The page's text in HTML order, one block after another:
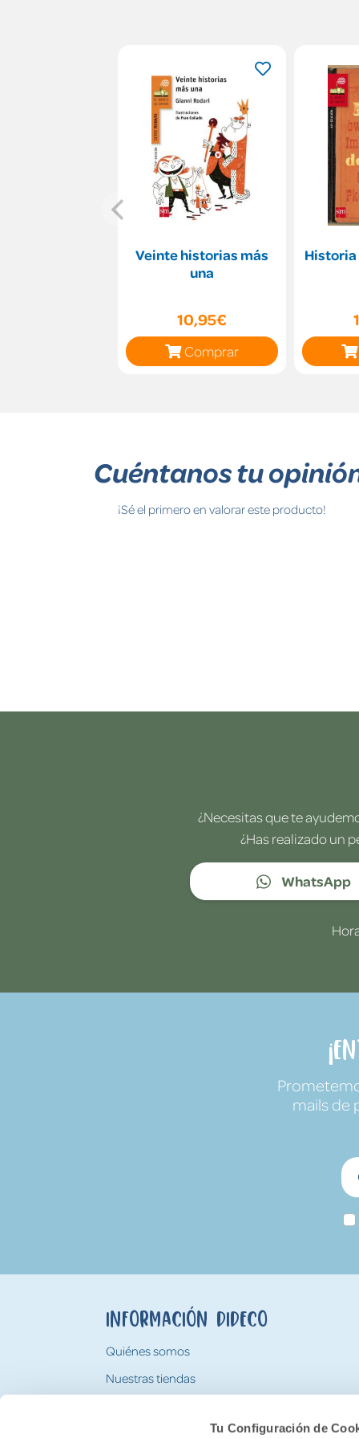
Tu Configuración de
Veinte historias más
una
10,95€
Comprar
Historia
Cuéntanos tu
¡Sé el primero en valorar este producto!
¿Necesitas que te
¿Has realizado un
WhatsApp
mails de
Información Dideco
Quiénes somos
Nuestras tiendas
Tarjeta Regalo Dideco